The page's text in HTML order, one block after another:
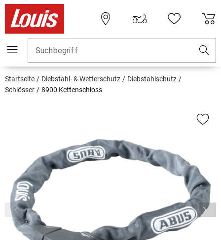
Suchbegriff
Startseite Diebstahl- & Wetterschutz
Diebstahlschutz
Schlösser
8900 Kettenschloss